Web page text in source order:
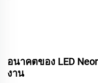
อนาคตของ LED
งาน